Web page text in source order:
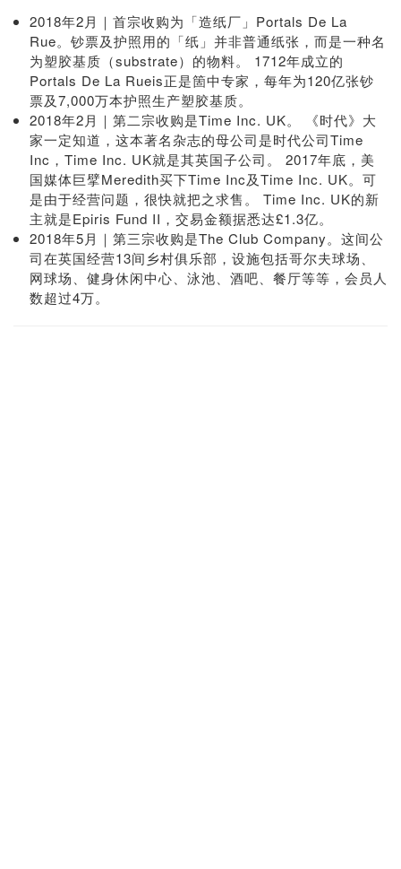
2018年2月｜首宗收购为「造纸厂」Portals De La
Rue。钞票及护照用的「纸」并非普通纸张，而是一种名
为塑胶基质（substrate）的物料。 1712年成立的
Portals De La Rueis正是箇中专家，每年为120亿张钞
票及7,000万本护照生产塑胶基质。
2018年2月｜第二宗收购是Time Inc. UK。 《时代》大
家一定知道，这本著名杂志的母公司是时代公司Time
Inc，Time Inc. UK就是其英国子公司。 2017年底，美
国媒体巨擘Meredith买下Time Inc及Time Inc. UK。可
是由于经营问题，很快就把之求售。 Time Inc. UK的新
主就是Epiris Fund II，交易金额据悉达£1.3亿。
2018年5月｜第三宗收购是The Club Company。这间公
司在英国经营13间乡村俱乐部，设施包括哥尔夫球场、
网球场、健身休闲中心、泳池、酒吧、餐厅等等，会员人
数超过4万。